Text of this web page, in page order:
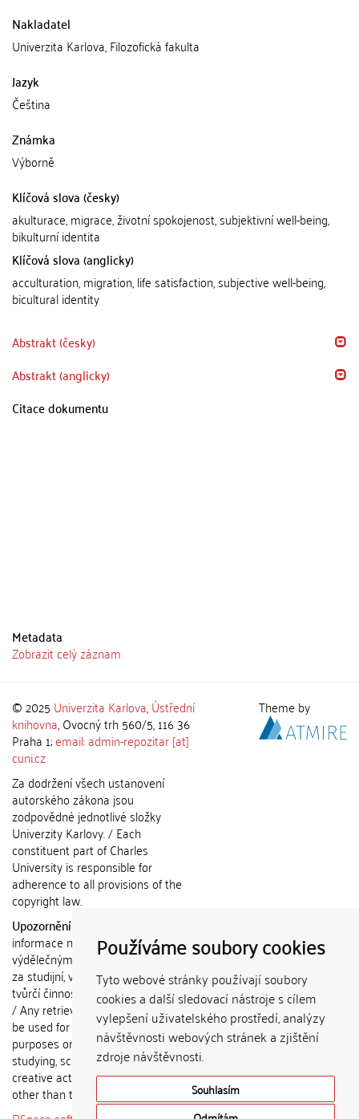
Používáme soubory cookies
Tyto webové stránky používají soubory
cookies a další sledovací nástroje s cílem
vylepšení uživatelského prostředí, analýzy
návštěvnosti webových stránek a zjištění
zdroje návštěvnosti.
Souhlasím
Nakladatel
Univerzita Karlova, Filozofická fakulta
Jazyk
Čeština
Známka
Výborně
Klíčová slova (česky)
akulturace, migrace, životní spokojenost, subjektivní well-being,
bikulturní identita
Klíčová slova (anglicky)
acculturation, migration, life satisfaction, subjective well-being,
bicultural identity
Abstrakt (česky)
Abstrakt (anglicky)
Citace dokumentu
Metadata
Zobrazit celý záznam
© 2025 Univerzita Karlova,Ústřední
knihovna, Ovocný trh 560/5, 116 36
Praha 1;email: admin-repozitar [at]
cuni.cz
Za dodržení všech ustanovení
autorského zákona jsou
zodpovědné jednotlivé složky
Univerzity Karlovy. / Each
constituent part of Charles
University is responsible for
adherence to all provisions of the
copyright law.
Upozornění / Notice:
informace nemohou být použity k
výdělečným účelům nebo vydávány
za studijní, vědeckou nebo jinou
tvůrčí činnost jiné osoby než autora.
/ Any retrieved information shall not
be used for any commercial
purposes or claimed as results of
studying, scientific or any other
creative activities of any person
other than the author.
Theme by